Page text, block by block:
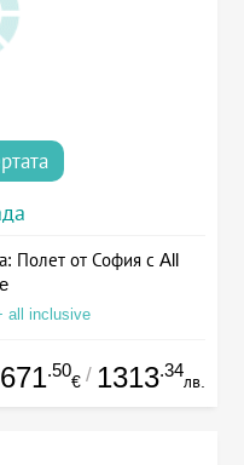
Полет от София с All
all inclusive
671.50
€ / 1313.34
лв.